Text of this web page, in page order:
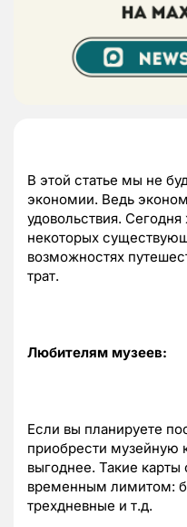
В этой статье мы не
экономии. Ведь
удовольствия.
некоторых
возможностях
трат.
Любителям музеев:
Если вы планируете
приобрести музейную
выгоднее. Такие
временным лимитом:
трехдневные и т.д.